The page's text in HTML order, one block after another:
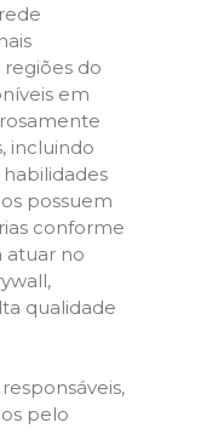
regiões do
em
incluindo
possuem
conforme
atuar no
qualidade
pelo